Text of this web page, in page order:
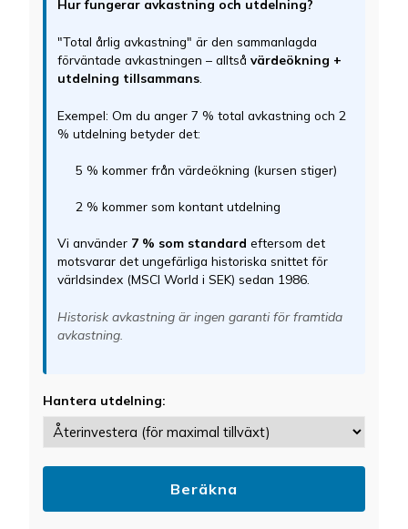
Hur fungerar avkastning och utdelning?
"Total årlig avkastning" är den sammanlagda
förväntade avkastningen – alltså värdeökning +
utdelning tillsammans
Exempel: Om du anger 7 % total avkastning och 2
% utdelning betyder det:
5 % kommer från värdeökning (kursen stiger)
2 % kommer som kontant utdelning
Vi använder 7 % som standard eftersom det
motsvarar det ungefärliga historiska snittet för
världsindex (MSCI World i SEK) sedan 1986.
Historisk avkastning är ingen garanti för framtida
avkastning.
Hantera utdelning:
Beräkna